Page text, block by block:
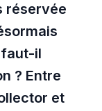
réservée
faut-il
? Entre
et